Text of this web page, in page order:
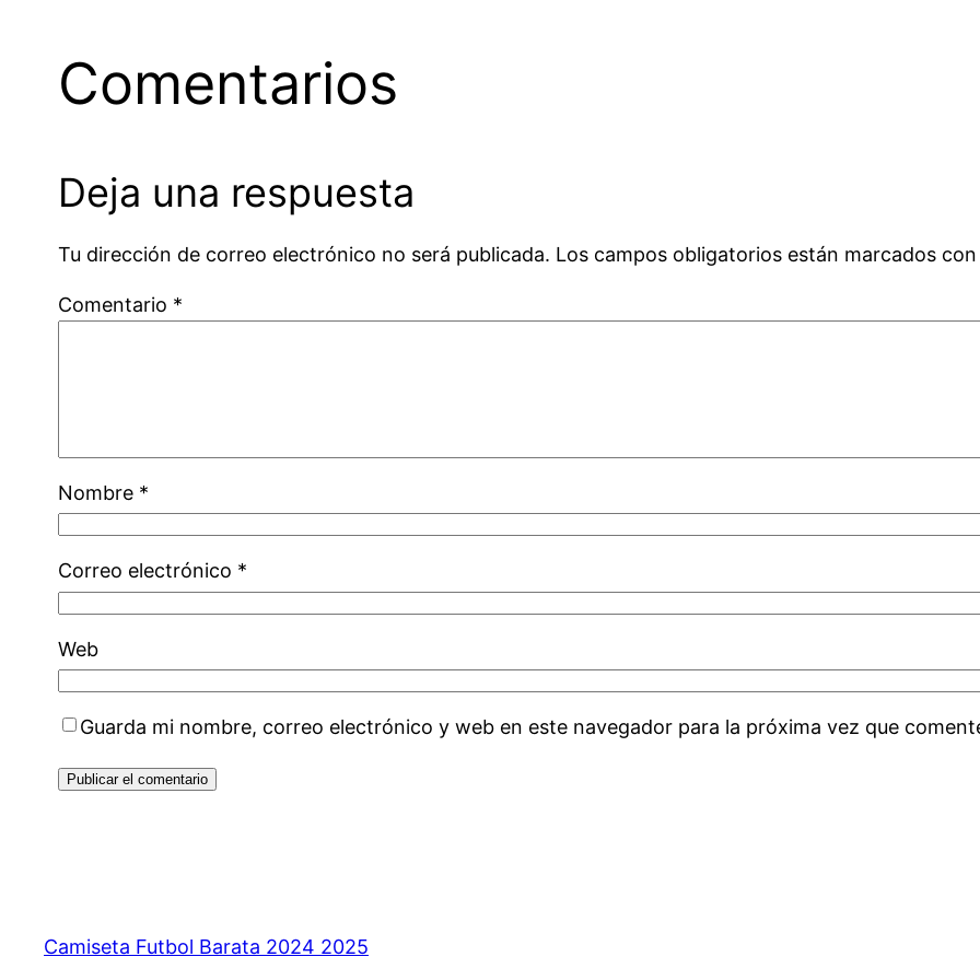
Comentarios
Deja una respuesta
Tu dirección de correo electrónico no será publicada. Los campos obligatorios están marcados
Comentario *
Nombre *
Correo electrónico *
Web
Guarda mi nombre, correo electrónico y web en este navegador para la próxima vez que
Camiseta Futbol Barata 2024 2025